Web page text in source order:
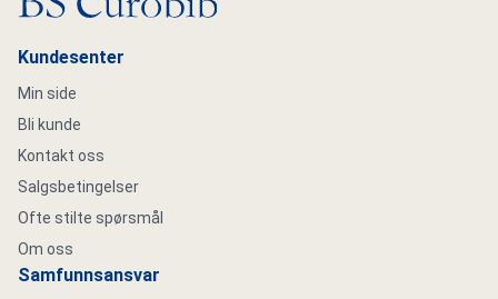
Kundesenter
Min side
Bli kunde
Kontakt oss
Salgsbetingelser
Ofte stilte spørsmål
Om oss
Samfunnsansvar